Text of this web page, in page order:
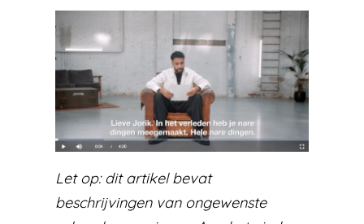
Let op: dit artikel bevat
beschrijvingen van ongewenste